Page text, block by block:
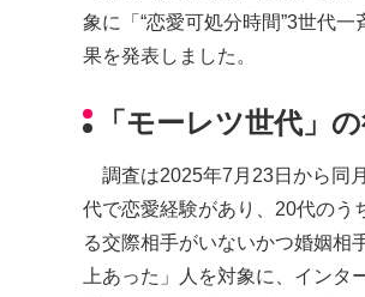
象に「“恋愛可処分時間”3世代
果を発表しました。
「モーレツ世代」
調査は2025年7月23日から同
代で恋愛経験があり、20代のう
る交際相手がいないかつ婚姻相
上あった」人を対象に、インタ